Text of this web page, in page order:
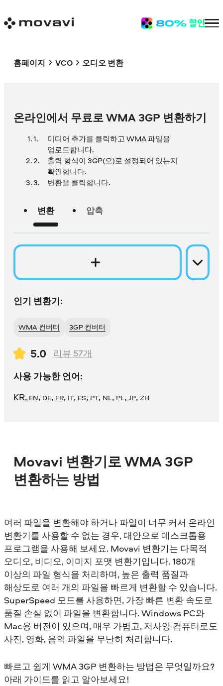
홈페이지 VCO 오디오 변환
온라인에서 무료로 WMA 3GP 변환하기
미디어 추가를 클릭하고 WMA 파일을
업로드합니다.
출력 형식이 3GP(으)로 설정되어 있는지
확인합니다.
변환을 클릭합니다.
변환 압축
인기 변환기:
WMA 컨버터 3GP 컨버터
5.0 리뷰 57개
사용 가능한 언어:
KR, EN, DE, FR, IT, ES, PT, NL, PL,JP,ZH
Movavi 변환기로 WMA 3GP
변환하는 방법
여러 파일을 변환해야 하거나 파일이 너무 커서 온라인
변환기를 사용할 수 없는 경우, 대안으로 데스크톱용
프로그램을 사용해 보세요. Movavi 변환기는 다목적
오디오, 비디오, 이미지 포맷 변환기입니다. 180개
이상의 파일 형식을 처리하며, 높은 출력 품질과
해상도로 여러 개의 파일을 빠르게 변환할 수 있습니다.
SuperSpeed 모드를 사용하면, 가장 빠른 변환 속도로
품질 손실 없이 파일을 변환합니다. Windows PC와
Mac용 버전이 있으며, 매우 가볍고, 저사양 컴퓨터로도
사진, 영화, 음악 파일을 무난히 처리합니다.
빠르고 쉽게 WMA 3GP 변환하는 방법은 무엇일까요?
아래 가이드를 읽고 알아보세요!